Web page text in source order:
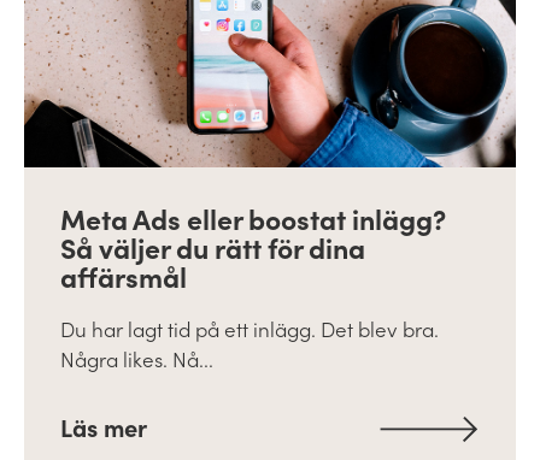
Meta Ads eller boostat inlägg?
Så väljer du rätt för dina
affärsmål
Du har lagt tid på ett inlägg. Det blev bra.
Några likes. Nå...
Läs mer